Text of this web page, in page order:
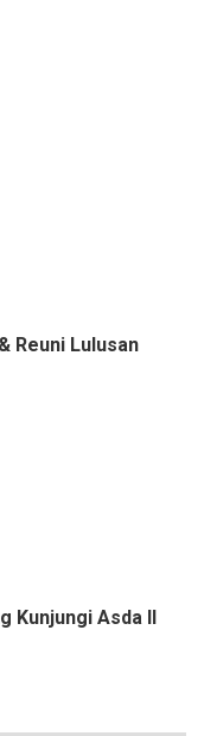
Reuni Lulusan
Kunjungi Asda ll